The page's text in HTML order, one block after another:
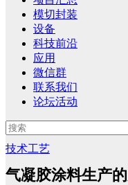
模切封装
设备
科技前沿
应用
微信群
联系我们
论坛活动
技术工艺
气凝胶涂料生产